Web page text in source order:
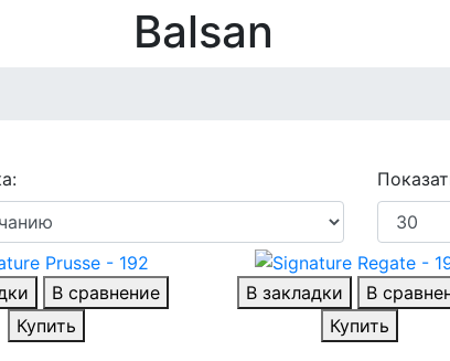
Balsan
В сравнение
Купить
В закладки
В
Купить